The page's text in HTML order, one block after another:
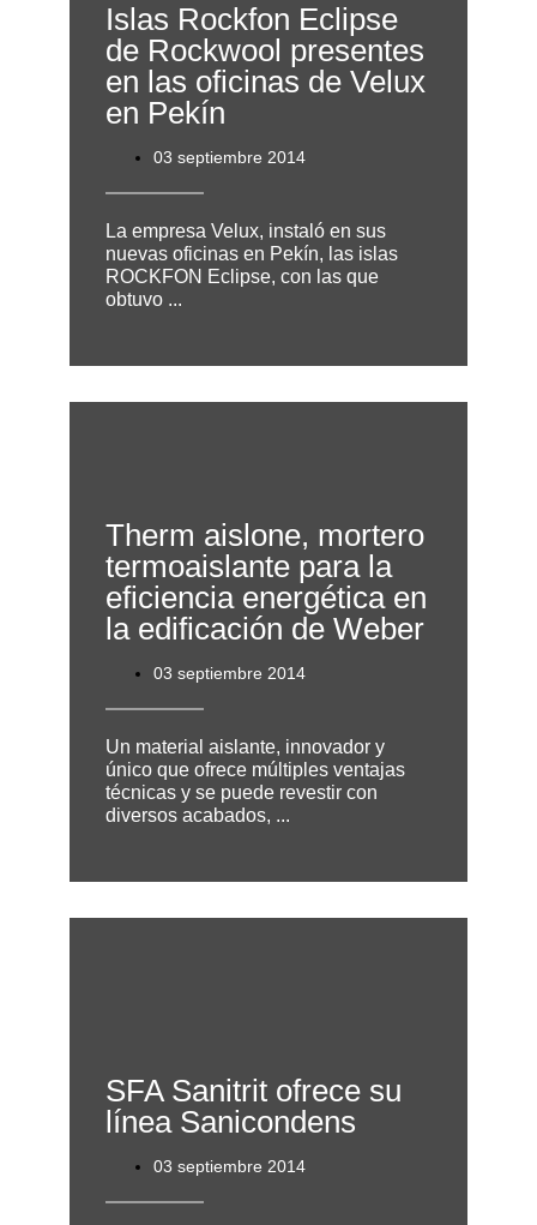
Islas Rockfon Eclipse
de Rockwool presentes
en las oficinas de Velux
en Pekín
03 septiembre 2014
La empresa Velux, instaló en sus
nuevas oficinas en Pekín, las islas
ROCKFON Eclipse, con las que
obtuvo ...
Therm aislone, mortero
termoaislante para la
eficiencia energética en
la edificación de Weber
03 septiembre 2014
Un material aislante, innovador y
único que ofrece múltiples ventajas
técnicas y se puede revestir con
diversos acabados, ...
SFA Sanitrit ofrece su
línea Sanicondens
03 septiembre 2014